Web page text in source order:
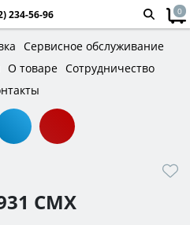
234-56-96 0
Сервисное обслуживание
О товаре Сотрудничество
CMX